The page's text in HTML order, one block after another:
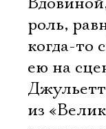
роль,
когда-то
ею на
из